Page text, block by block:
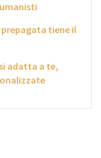
tiene il
adatta a te,